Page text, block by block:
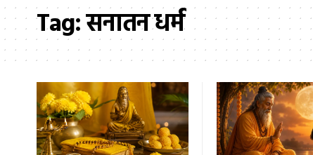
Tag:सनातन धर्म